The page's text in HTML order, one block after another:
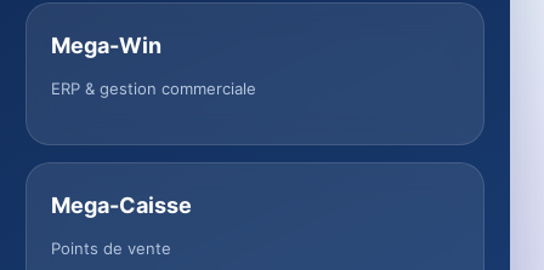
Mega-Win
ERP & gestion commerciale
Mega-Caisse
Points de vente